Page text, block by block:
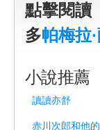
點擊閱讀
多帕梅拉
小說推薦
讀讀亦舒
赤川次郎和他